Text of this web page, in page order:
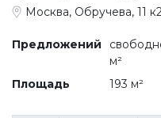
Москва, Обручева, 11 к2
Предложений
м²
Площадь
193 м²